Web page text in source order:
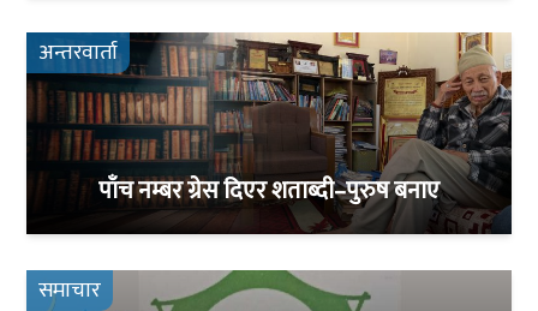
अन्तरवार्ता
पाँच नम्बर ग्रेस दिएर शताब्दी–पुरुष बनाए
समाचार